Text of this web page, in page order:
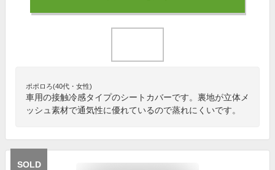
ポポロろ(40代・女性)
車用の接触冷感タイプのシートカバーです。裏地が立体メ
ッシュ素材で通気性に優れているので蒸れにくいです。
SOLD